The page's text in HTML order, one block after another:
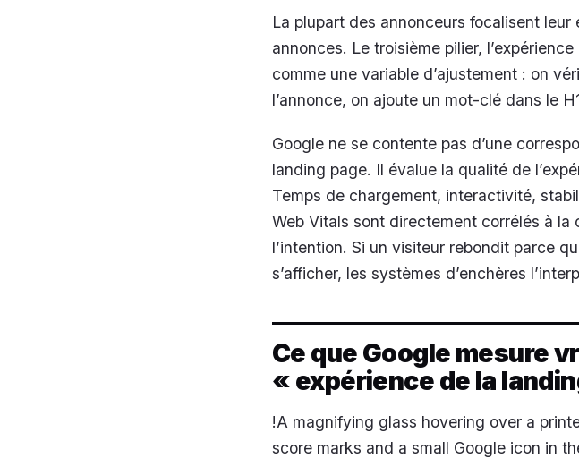
La plupart des annonceurs focalisent
annonces. Le troisième pilier,
comme une variable d’ajustement : on
l’annonce, on ajoute un mot-clé dans le
Google ne se contente pas d’une
landing page. Il évalue la qualité de
Temps de chargement, interactivité,
Web Vitals sont directement corrélés à
l’intention. Si un visiteur rebondit parce
s’afficher, les systèmes d’enchères
Ce que Google mesure
« expérience de la
!A magnifying glass hovering over a
score marks and a small Google icon in